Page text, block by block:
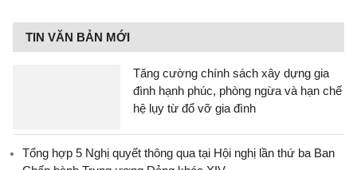
TIN VĂN BẢN MỚI
Tăng cường chính sách xây dựng gia
đình hạnh phúc, phòng ngừa và hạn chế
hệ lụy từ đổ vỡ gia đình
Tổng hợp 5 Nghị quyết thông qua tại Hội nghị lần thứ ba Ban